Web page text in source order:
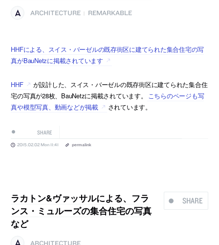
ARCHITECTURE REMARKABLE
HHFによる、スイス・バーゼルの既存街区に建てられた集合住宅の写
真がBauNetzに掲載されています
HHF
が設計した、スイス・バーゼルの既存街区に建てられた集合住
宅の写真が28枚、BauNetzに掲載されています。
こちらのページも写
真や模型写真、動画などが掲載
されています。
SHARE
2015.02.02 Mon 11:41 permalink
SHARE
ラカトン&ヴァッサルによる、フラ
ンス・ミュルーズの集合住宅の写真
など
ARCHITECTURE